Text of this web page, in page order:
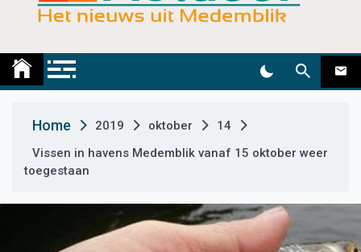
e
t
Medemblik Actueel
Home 2019 oktober
14
Vissen in havens Medemblik vanaf 15 oktober weer
toegestaan